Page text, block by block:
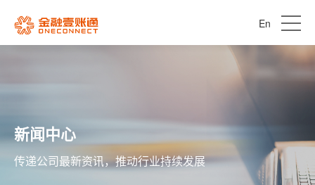
En
新闻中心
传递公司最新资讯，推动行业持续发展